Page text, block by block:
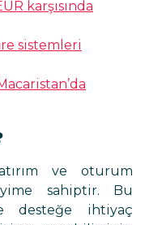
karşısında
sistemleri
ve oturum
sahiptir. Bu
desteğe ihtiyaç